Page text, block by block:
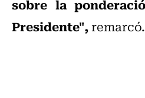
sobre la
Presidente",remarcó.